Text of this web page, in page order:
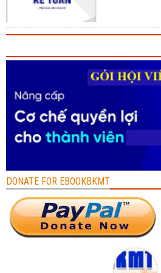
DONATE FOR EBOOKBKMT